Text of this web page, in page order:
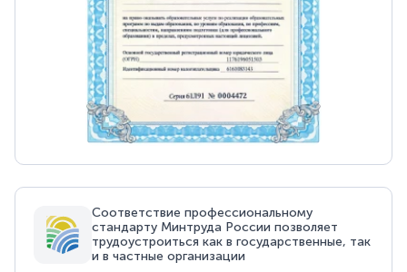
Соответствие профессиональному
стандарту Минтруда России позволяет
трудоустроиться как в государственные, так
и в частные организации